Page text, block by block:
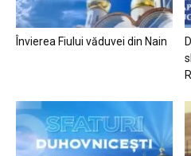
Învierea Fiului văduvei din Nain